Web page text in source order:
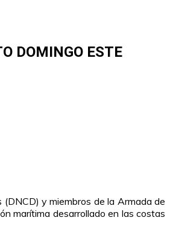
DOMINGO ESTE
y miembros de la Armada de
marítima desarrollado en las costas